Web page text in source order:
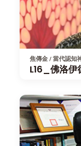
焦傳金 / 當代認知
L16_佛洛伊